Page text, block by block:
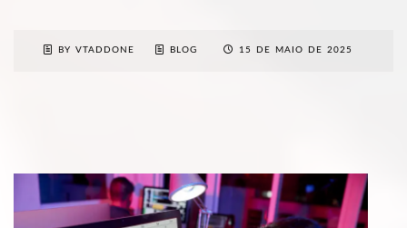
BY VTADDONE BLOG 15 DE MAIO DE 2025